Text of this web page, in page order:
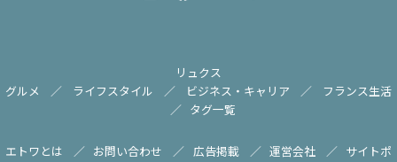
リュクス
グルメ
ライフスタイル ビジネス・キャリア
フランス生活
タグ一覧
エトワとは お問い合わせ 広告掲載 運営会社
サイトポ